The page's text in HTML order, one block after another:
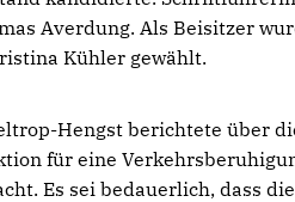
Averdung. Als Beisitzer
Kühler gewählt.
Hengst berichtete über
für eine
Es sei bedauerlich, dass